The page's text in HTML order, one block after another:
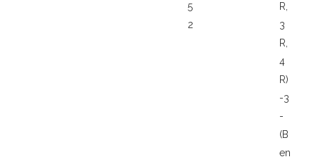
5
2
R,
3
R,
4
R)
-3
-
(B
en